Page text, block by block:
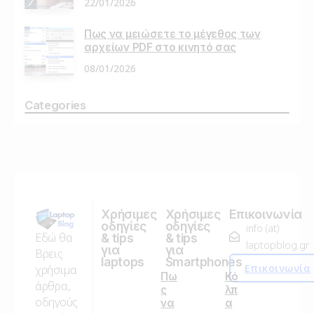
Πως να μειώσετε το μέγεθος των
αρχείων PDF στο κινητό σας
08/01/2026
Categories
Εδώ θα
Βρεις
χρήσιμα
άρθρα,
οδηγούς
Χρήσιμες
οδηγίες
& tips
για
laptops
Πω
ς
να
Χρήσιμες
οδηγίες
& tips
για
Smartphones
Κό
λπ
α
Επικοινωνία
info (at)
laptopblog.gr
Επικοινωνία